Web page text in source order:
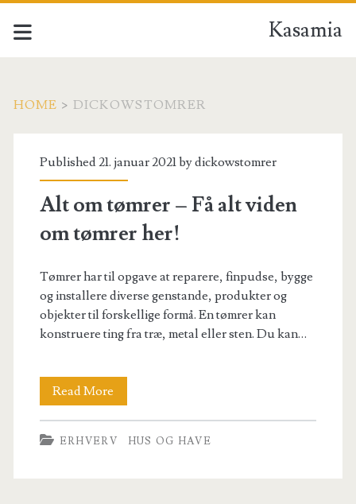
Kasamia
HOME > DICKOWSTOMRER
Forfatter:
Published 21. januar 2021 bydickowstomrer
Alt om tømrer – Få alt viden
om tømrer her!
Tømrer har til opgave at reparere, finpudse, bygge
og installere diverse genstande, produkter og
objekter til forskellige formå. En tømrer kan
konstruere ting fra træ, metal eller sten. Du kan…
Read More
om
tømrer
ERHVERV HUS OG HAVE